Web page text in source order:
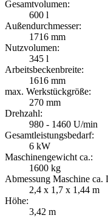
Gesamtvolumen:
600 l
Außendurchmesser:
1716 mm
Nutzvolumen:
345 l
Arbeitsbeckenbreite:
1616 mm
max. Werkstückgröße:
270 mm
Drehzahl:
980 - 1460 U/min
Gesamtleistungsbedarf:
6 kW
Maschinengewicht ca.:
1600 kg
Abmessung Maschine
2,4 x 1,7 x 1,44 m
Höhe:
3,42 m